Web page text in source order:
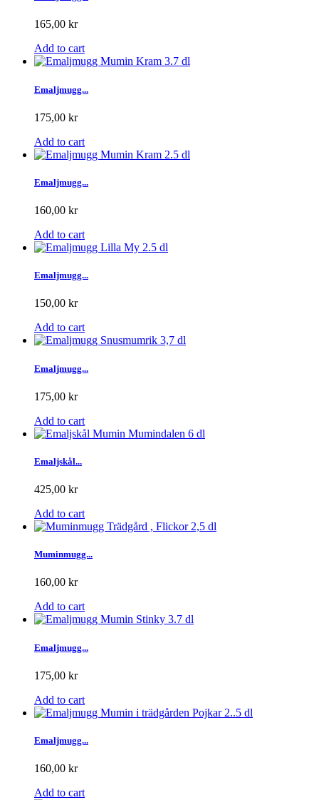
165,00 kr
Add to cart
Emaljmugg...
175,00 kr
Add to cart
Emaljmugg...
160,00 kr
Add to cart
Emaljmugg...
150,00 kr
Add to cart
Emaljmugg...
175,00 kr
Add to cart
Emaljskål...
425,00 kr
Add to cart
Muminmugg...
160,00 kr
Add to cart
Emaljmugg...
175,00 kr
Add to cart
Emaljmugg...
160,00 kr
Add to cart